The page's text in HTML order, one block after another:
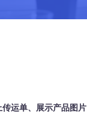
运单、展示产品图片